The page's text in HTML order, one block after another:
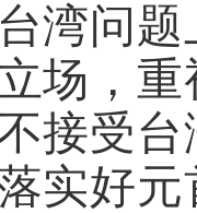
湾问
场，
接受
实好